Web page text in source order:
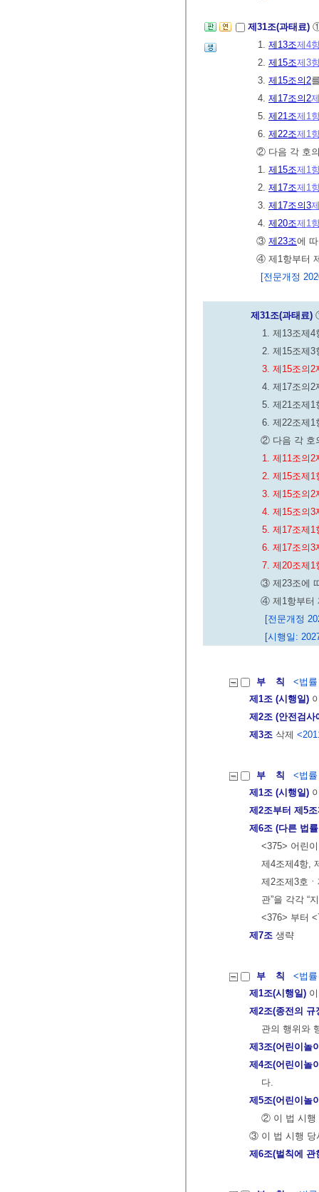
제31조(과태료)
1. 제13조제4
2. 제15조제3
3. 제15조의2
4. 제17조의2
5. 제21조제1
6. 제22조제1
② 다음 각 호
1. 제15조제1
2. 제17조제1
3. 제17조의3
4. 제20조제1
③ 제23조에
④ 제1항부터
[전문개정
제31조(과태료)
1. 제13조제
2. 제15조제3
3. 제15조의2
4. 제17조의2
5. 제21조제1
6. 제22조제1
② 다음 각 호
1. 제11조의
2. 제15조제1
3. 제15조의2
4. 제15조의3
5. 제17조제1
6. 제17조의3
7. 제20조제1
③ 제23조에
④ 제1항부터
[전문개정
[시행일:
부 칙
<법
제1조 (시행일)
제2조 (안전검사
제3조 삭제
부 칙
<법
제1조 (시행일)
제2조부터 제5
제6조 (다른 법
<375> 어린
제4조제4항,
제2조제3호
관”을 각각 “
<376> 부터
제7조 생략
부 칙
<법
제1조(시행일)
제2조(종전의
관의 행위와
제3조(어린이놀
제4조(어린이놀
다.
제5조(어린이놀
② 이 법 시행
③ 이 법 시행 당
제6조(벌칙에 관